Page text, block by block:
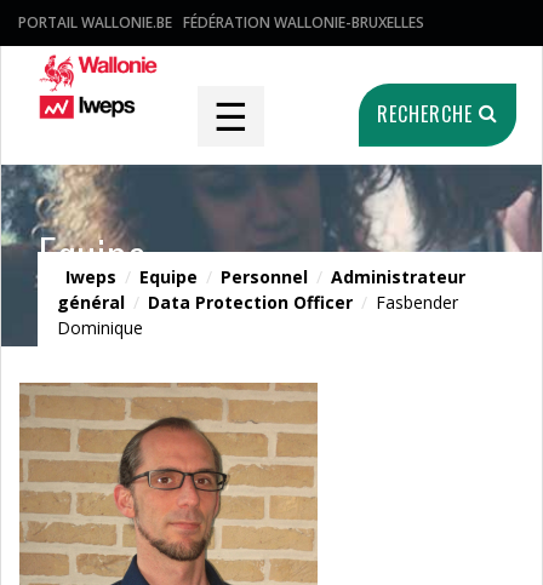
PORTAIL WALLONIE.BE FÉDÉRATION WALLONIE-BRUXELLES
☰ RECHERCHE
Equipe
Iweps / Equipe / Personnel / Administrateur
général / Data Protection Officer / Fasbender
Dominique